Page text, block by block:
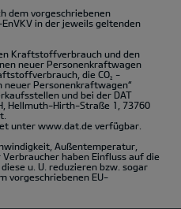
dem vorgeschriebenen
in der jeweils geltenden
Kraftstoffverbrauch und den
neuer Personenkraftwagen
die CO2
-
neuer Personenkraftwagen“
und bei der DAT
Hellmuth-Hirth-Straße 1, 73760
unter www.dat.de verfügbar.
Außentemperatur,
haben Einfluss auf die
u. U. reduzieren bzw. sogar
vorgeschriebenen EU-